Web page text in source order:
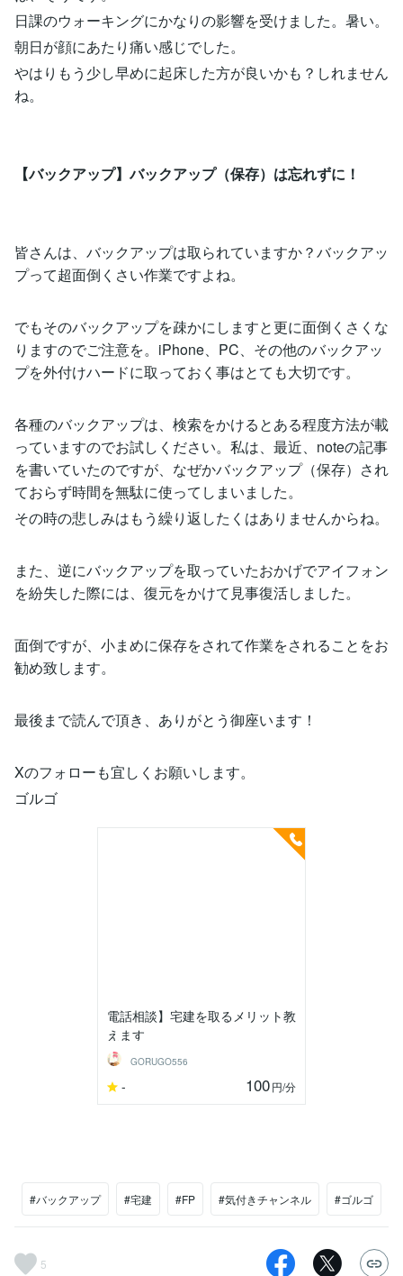
日課のウォーキングにかなりの影響を受けました。暑い。
朝日が顔にあたり痛い感じでした。
やはりもう少し早めに起床した方が良いかも？しれません
ね。
【バックアップ】バックアップ（保存）は忘れずに！
皆さんは、バックアップは取られていますか？バックアッ
プって超面倒くさい作業ですよね。
でもそのバックアップを疎かにしますと更に面倒くさくな
りますのでご注意を。iPhone、PC、その他のバックアッ
プを外付けハードに取っておく事はとても大切です。
各種のバックアップは、検索をかけるとある程度方法が載
っていますのでお試しください。私は、最近、noteの記事
を書いていたのですが、なぜかバックアップ（保存）され
ておらず時間を無駄に使ってしまいました。
その時の悲しみはもう繰り返したくはありませんからね。
また、逆にバックアップを取っていたおかげでアイフォン
を紛失した際には、復元をかけて見事復活しました。
面倒ですが、小まめに保存をされて作業をされることをお
勧め致します。
最後まで読んで頂き、ありがとう御座います！
Xのフォローも宜しくお願いします。
ゴルゴ
電話相談】宅建を取るメリット教
えます
GORUGO556
- 100円/分
#バックアップ #宅建 #FP #気付きチャンネル #ゴルゴ
5